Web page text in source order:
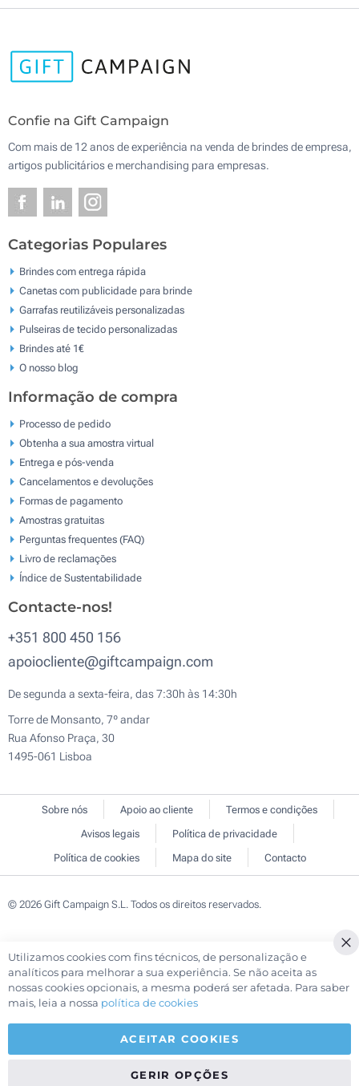
Confie na Gift Campaign
Com mais de 12 anos de experiência na venda de brindes de empresa,
artigos publicitários e merchandising para empresas.
Categorias Populares
Brindes com entrega rápida
Canetas com publicidade para brinde
Garrafas reutilizáveis personalizadas
Pulseiras de tecido personalizadas
Brindes até 1€
O nosso blog
Informação de compra
Processo de pedido
Obtenha a sua amostra virtual
Entrega e pós-venda
Cancelamentos e devoluções
Formas de pagamento
Amostras gratuitas
Perguntas frequentes (FAQ)
Livro de reclamaçōes
Índice de Sustentabilidade
Contacte-nos!
+351 800 450 156
apoiocliente@giftcampaign.com
De segunda a sexta-feira, das 7:30h às 14:30h
Torre de Monsanto, 7º andar
Rua Afonso Praça, 30
1495-061 Lisboa
Sobre nós Apoio ao cliente
Termos e condições
Avisos legais
Política de privacidade
Política de cookies
Mapa do site Contacto
© 2026 Gift Campaign S.L. Todos os direitos reservados.
Utilizamos cookies com fins técnicos, de personalização e
analíticos para melhorar a sua experiência. Se não aceita as
nossas cookies opcionais, a mesma poderá ser afetada. Para saber
mais, leia a nossa política de cookies
ACEITAR COOKIES
GERIR OPÇÕES